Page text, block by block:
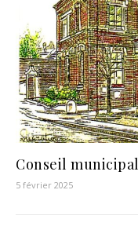
Conseil
5 février 2025